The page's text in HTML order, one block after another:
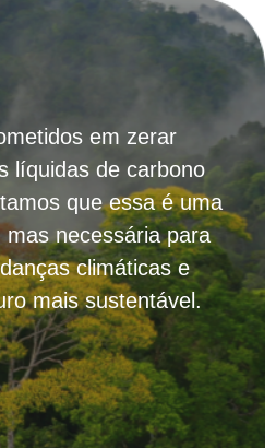
em zerar
líquidas de carbono
que essa é uma
mas necessária para
climáticas e
mais sustentável.